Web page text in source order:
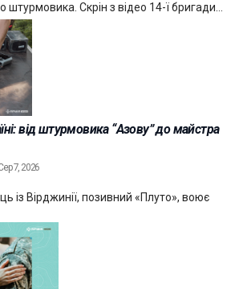
штурмовика. Скрін з відео 14-ї бригади…
від штурмовика “Азову” до майстра
7, 2026
із Вірджинії, позивний «Плуто», воює